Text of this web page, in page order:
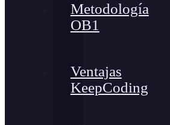
Metodología
OB1
Ventajas
KeepCoding